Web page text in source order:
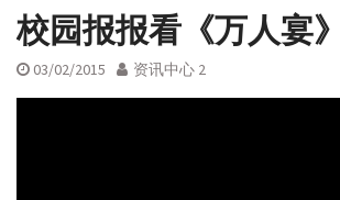
校园报报看《万人宴》
03/02/2015 资讯中心 2